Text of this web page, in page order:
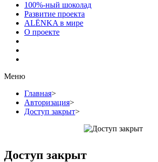
100%-ный шоколад
Развитие проекта
ALЁNKA в мире
О проекте
Меню
Главная>
Авторизация>
Доступ закрыт>
Доступ закрыт